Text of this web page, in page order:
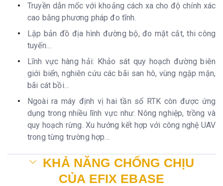
Truyền dẫn mốc với khoảng cách xa cho độ chính xác
cao bằng phương pháp đo tĩnh.
Lập bản đồ địa hình đường bộ, đo mặt cắt, thi công
tuyến…
Lĩnh vực hàng hải: Khảo sát quy hoạch đường biên
giới biển, nghiên cứu các bãi san hô, vùng ngập mặn,
bãi cát bồi…
Ngoài ra máy định vị hai tần số RTK còn được ứng
dụng trong nhiều lĩnh vực như: Nông nghiệp, trồng và
quy hoạch rừng. Xu hướng kết hợp với công nghệ UAV
trong từng trường hợp…
KHẢ NĂNG CHỐNG CHỊU
CỦA EFIX EBASE